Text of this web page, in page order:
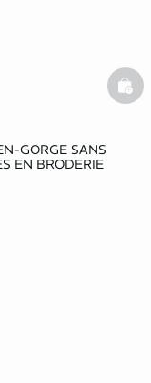
GORGE SANS
EN BRODERIE